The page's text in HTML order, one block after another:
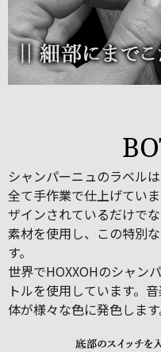
シャンパーニュのラベル
全て手作業で仕上げてい
ザインされているだけで
素材を使用し、この特別
す。
世界でHOXXOHのシャン
トルを使用しています。
体が様々な色に発色します